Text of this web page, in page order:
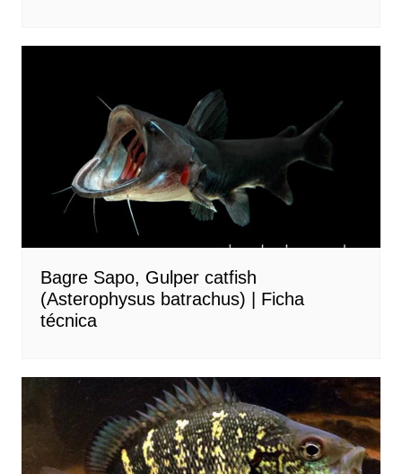
Bagre Sapo, Gulper catfish
(Asterophysus batrachus) | Ficha
técnica